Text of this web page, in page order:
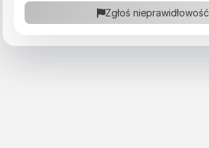
Zgłoś nieprawidłowość